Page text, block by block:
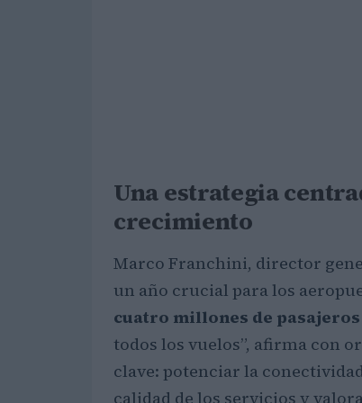
Una estrategia
crecimiento
Marco Franchini, director
un año crucial para los
cuatro millones de pasajeros
todos los vuelos”, afirma con
clave: potenciar la
calidad de los servicios y